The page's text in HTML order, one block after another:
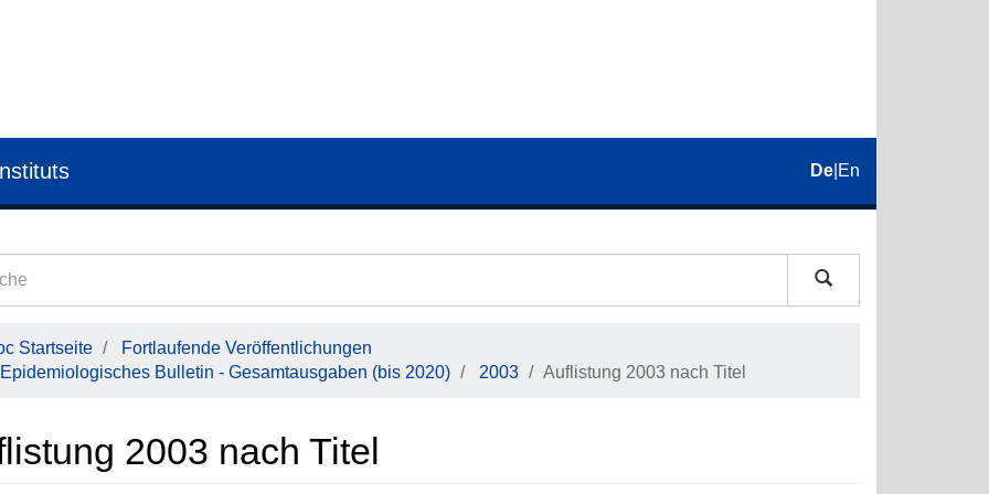
De En
Startseite
Fortlaufende Veröffentlichungen
Epidemiologisches Bulletin - Gesamtausgaben (bis 2020)
2003 Auflistung 2003 nach Titel
2003 nach Titel